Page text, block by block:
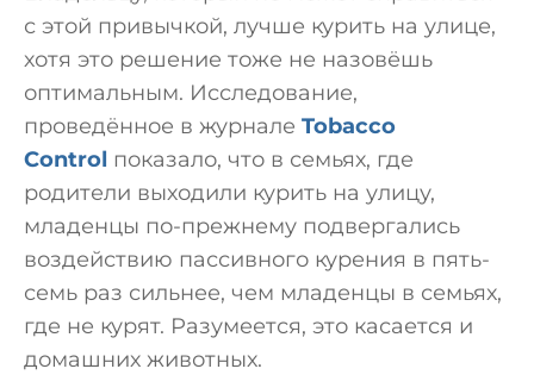
с этой привычкой, лучше курить на улице,
хотя это решение тоже не назовёшь
оптимальным. Исследование,
проведённое в журнале Tobacco
Control показало, что в семьях, где
родители выходили курить на улицу,
младенцы по-прежнему подвергались
воздействию пассивного курения в пять-
семь раз сильнее, чем младенцы в семьях,
где не курят. Разумеется, это касается и
домашних животных.